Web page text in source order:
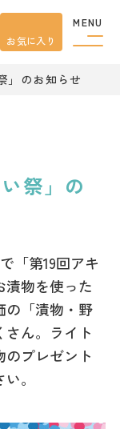
MENU
お気に入り
」のお知らせ
祭」の
「第19回アキ
物を使った
の「漬物・野
ん。ライト
プレゼント
。
内
ト